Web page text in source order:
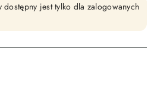
jest tylko dla zalogowanych